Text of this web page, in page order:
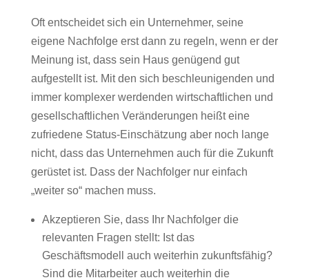
Oft entscheidet sich ein Unternehmer, seine
eigene Nachfolge erst dann zu regeln, wenn er der
Meinung ist, dass sein Haus genügend gut
aufgestellt ist. Mit den sich beschleunigenden und
immer komplexer werdenden wirtschaftlichen und
gesellschaftlichen Veränderungen heißt eine
zufriedene Status-Einschätzung aber noch lange
nicht, dass das Unternehmen auch für die Zukunft
gerüstet ist. Dass der Nachfolger nur einfach
„weiter so“ machen muss.
Akzeptieren Sie, dass Ihr Nachfolger die
relevanten Fragen stellt: Ist das
Geschäftsmodell auch weiterhin zukunftsfähig?
Sind die Mitarbeiter auch weiterhin die